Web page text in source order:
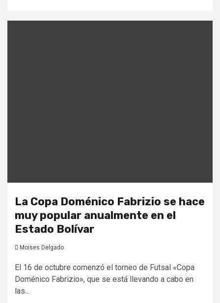
La Copa Doménico Fabrizio se hace
muy popular anualmente en el
Estado Bolívar
Moises Delgado
El 16 de octubre comenzó el torneo de Futsal «Copa
Doménico Fabrizio», que se está llevando a cabo en
las...